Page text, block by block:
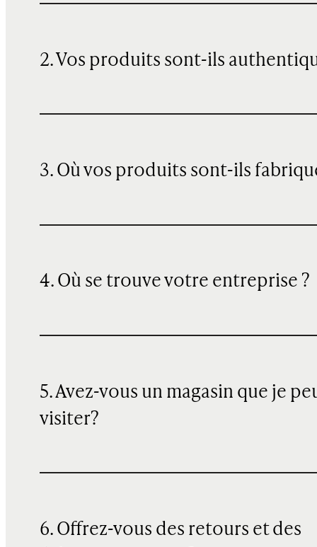
2. Vos produits sont-ils
3. Où vos produits sont-ils
4. Où se trouve votre entreprise ?
5. Avez-vous un magasin que je
visiter?
6. Offrez-vous des retours et des